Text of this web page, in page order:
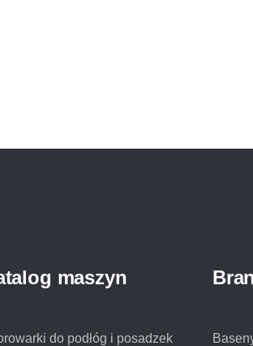
maszyn
do podłóg i posadzek